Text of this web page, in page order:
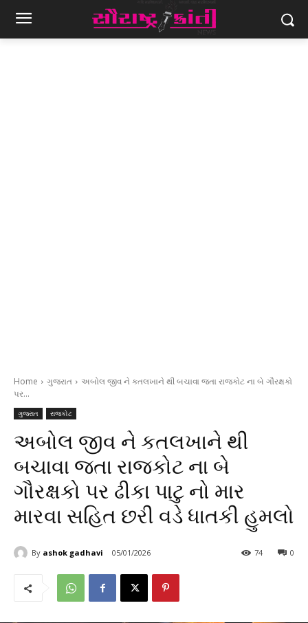
Home ગુજરાત
અબોલ જીવ ને કતલખાને થી બચાવા જતા રાજકોટ ના બે ગૌરક્ષકો
પર...
ગુજરાત રાજકોટ
અબોલ જીવ ને કતલખાને થી
બચાવા જતા રાજકોટ ના બે
ગૌરક્ષકો પર ઢીકા પાટુ નો માર
મારવા સહિત છરી વડે ધાતકી હુમલો
By ashok gadhavi 05/01/2026 0
74